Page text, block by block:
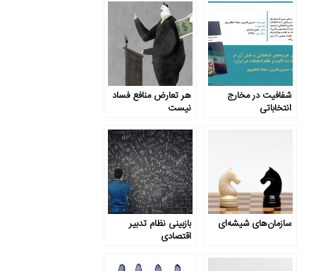
شفافیت در مخارج
انتخاباتی
هر تعارض منافع فساد
نیست
سازمان‌های شیشه‌ای
بازبینی نظام تدبیر
اقتصادی